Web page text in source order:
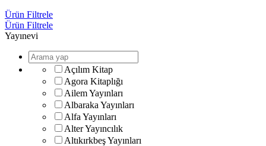
Ürün Filtrele
Ürün Filtrele
Yayınevi
Açılım Kitap
Agora Kitaplığı
Ailem Yayınları
Albaraka Yayınları
Alfa Yayınları
Alter Yayıncılık
Altıkırkbeş Yayınları